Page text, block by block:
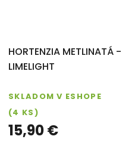
HORTENZIA METLINATÁ -
LIMELIGHT
SKLADOM V ESHOPE
(4 KS)
15,90 €